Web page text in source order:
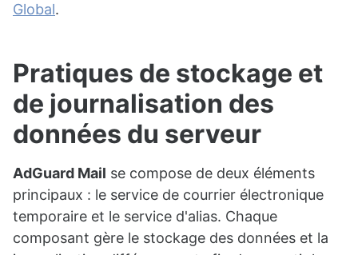
Global.
Pratiques de stockage et
de journalisation des
données du serveur
AdGuard Mail se compose de deux éléments
principaux : le service de courrier électronique
temporaire et le service d'alias. Chaque
composant gère le stockage des données et la